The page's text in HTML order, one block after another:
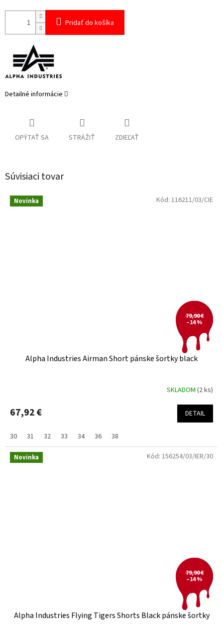
Pridať do košíka
Detailné informácie
OPÝTAŤ SA STRÁŽIŤ ZDIEĽAŤ
Súvisiaci tovar
Novinka
79,90 €
–14 %
Alpha Industries Airman Short pánske šortky black
SKLADOM (2 ks)
67,92 € DETAIL
30 31 32 33 34 36 38
Kód: 116211/03/CIE
Novinka
79,90 €
–14 %
Alpha Industries Flying Tigers Shorts Black pánske šortky
Kód: 156254/03/IER/30